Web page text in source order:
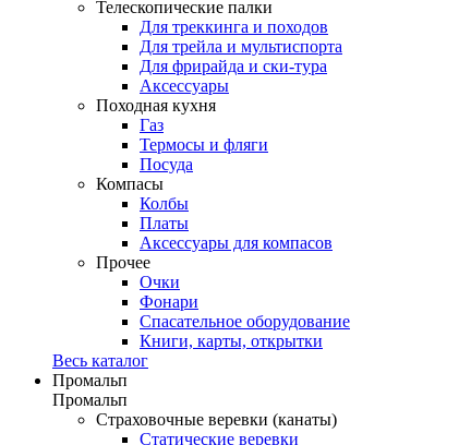
Телескопические палки
Для треккинга и походов
Для трейла и мультиспорта
Для фрирайда и ски-тура
Аксессуары
Походная кухня
Газ
Термосы и фляги
Посуда
Компасы
Колбы
Платы
Аксессуары для компасов
Прочее
Очки
Фонари
Спасательное оборудование
Книги, карты, открытки
Весь каталог
Промальп
Промальп
Страховочные веревки (канаты)
Статические веревки